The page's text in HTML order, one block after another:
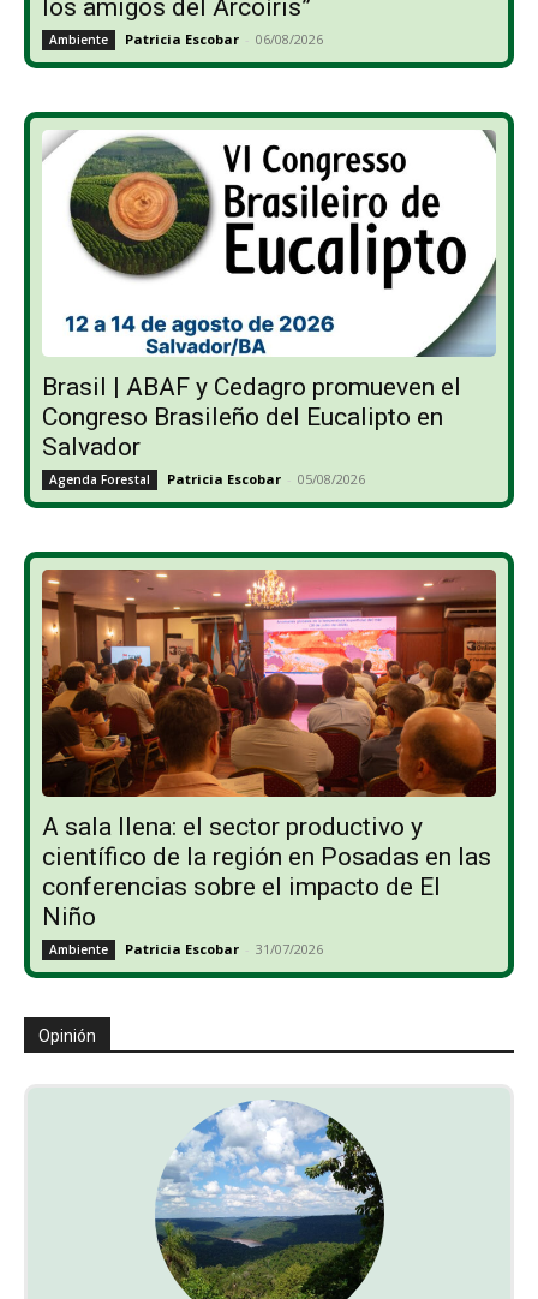
los amigos del Arcoíris”
Ambiente Patricia Escobar - 06/08/2026
Brasil | ABAF y Cedagro promueven el
Congreso Brasileño del Eucalipto en
Salvador
Agenda Forestal Patricia Escobar - 05/08/2026
A sala llena: el sector productivo y
científico de la región en Posadas en las
conferencias sobre el impacto de El
Niño
Ambiente Patricia Escobar - 31/07/2026
Opinión